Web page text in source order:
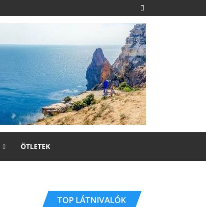
ÖTLETEK
TOP LÁTNIVALÓK